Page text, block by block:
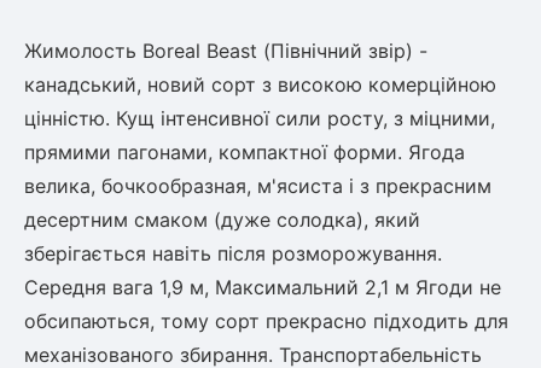
Жимолость Boreal Beast (Північний звір) -
канадський, новий сорт з високою комерційною
цінністю. Кущ інтенсивної сили росту, з міцними,
прямими пагонами, компактної форми. Ягода
велика, бочкообразная, м'ясиста і з прекрасним
десертним смаком (дуже солодка), який
зберігається навіть після розморожування.
Середня вага 1,9 м, Максимальний 2,1 м Ягоди не
обсипаються, тому сорт прекрасно підходить для
механізованого збирання. Транспортабельність